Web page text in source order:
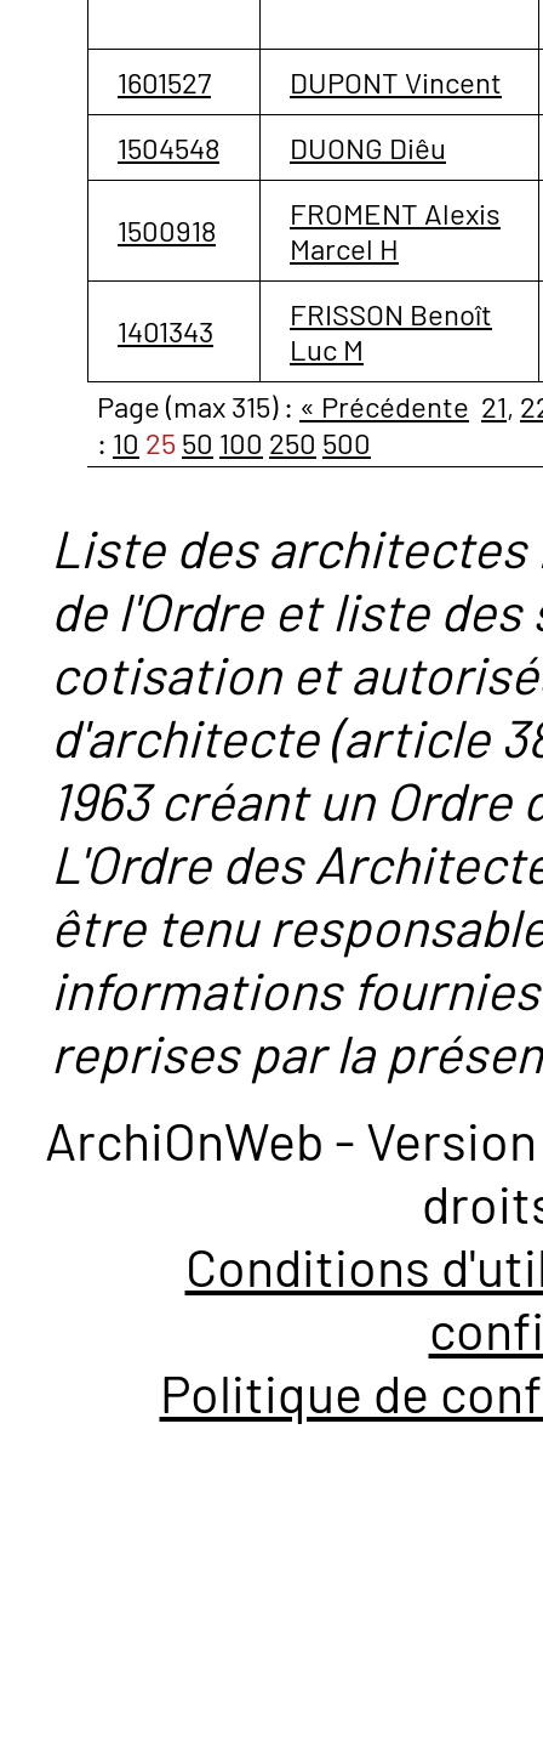
1601527
DUPONT Vincent
1504548
DUONG Diêu
1500918
FROMENT Alexis
Marcel H
1401343
FRISSON Benoît
Luc M
Page (max 315) : « Précédente 21,
: 10 25 50 100 250 500
Liste des
de l'Ordre et liste
cotisation et
d'architecte (article
1963 créant un
L'Ordre des
être tenu
informations
reprises par la
ArchiOnWeb -
Conditions
Politique de